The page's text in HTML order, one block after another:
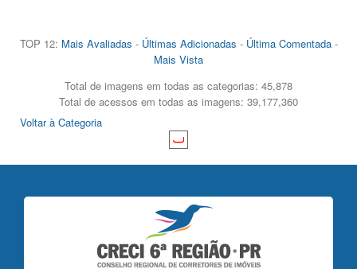
TOP 12: Mais Avaliadas - Últimas Adicionadas - Última Comentada-
Mais Vista
Total de imagens em todas as categorias: 45,878
Total de acessos em todas as imagens: 39,177,360
Voltar à Categoria